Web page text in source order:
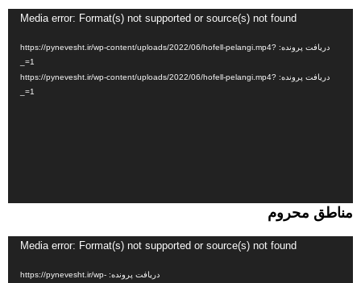
Media error: Format(s) not supported or source(s) not found
دریافت پرونده: https://pynevesht.ir/wp-content/uploads/2022/06/hofell-pelangi.mp4?
_=1
دریافت پرونده: https://pynevesht.ir/wp-content/uploads/2022/06/hofell-pelangi.mp4?
_=1
مناطق محروم
Media error: Format(s) not supported or source(s) not found
دریافت پرونده: https://pynevesht.ir/wp-